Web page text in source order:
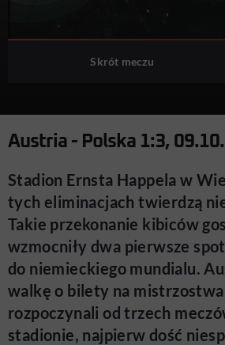
Skrót meczu
Austria - Polska 1:3,
Stadion Ernsta Happela w
tych eliminacjach twierdzą
Takie przekonanie kibiców
wzmocniły dwa pierwsze
do niemieckiego mundialu.
walkę o bilety na
rozpoczynali od trzech
stadionie, najpierw dość